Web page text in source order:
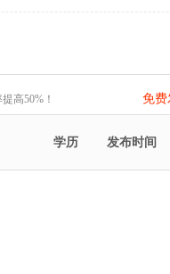
高50%！ 免费
发布时间
学历